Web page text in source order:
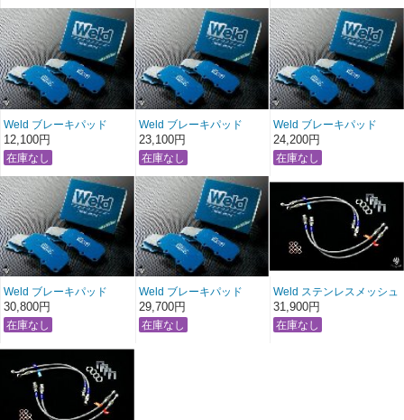
Weld ブレーキパッド
TypeS リヤ用
12,100円
Weld ブレーキパッド
TypeR リヤ用
23,100円
Weld ブレーキパッド
TypeR フロント用
24,200円
Weld ブレーキパッド
TypeM フロント用
30,800円
Weld ブレーキパッド
TypeM リヤ用
29,700円
Weld ステンレスメッシュ
ブレーキライン
31,900円